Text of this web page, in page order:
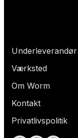
Underleverandør
Værksted
Om Worm
Kontakt
Privatlivspolitik